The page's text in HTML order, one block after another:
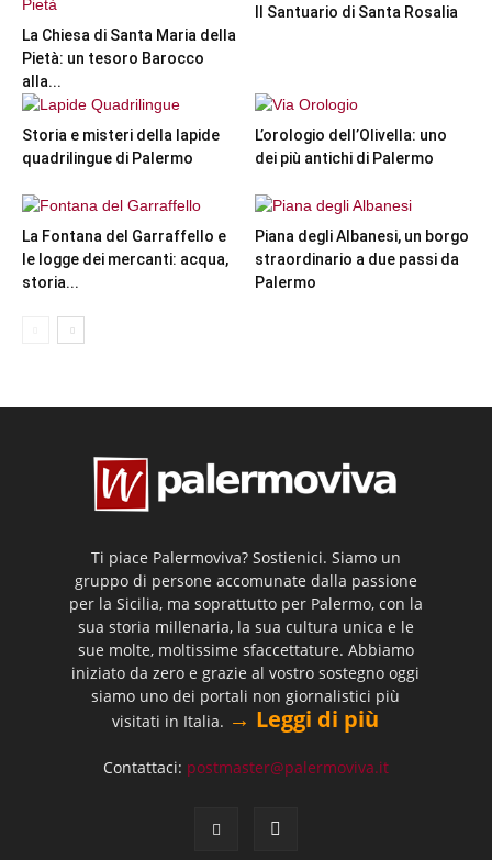
La Chiesa di Santa Maria della
Pietà: un tesoro Barocco
alla...
Il Santuario di Santa Rosalia
Storia e misteri della lapide
quadrilingue di Palermo
L’orologio dell’Olivella: uno
dei più antichi di Palermo
La Fontana del Garraffello e
le logge dei mercanti: acqua,
storia...
Piana degli Albanesi, un borgo
straordinario a due passi da
Palermo
Ti piace Palermoviva? Sostienici. Siamo un
gruppo di persone accomunate dalla passione
per la Sicilia, ma soprattutto per Palermo, con la
sua storia millenaria, la sua cultura unica e le
sue molte, moltissime sfaccettature. Abbiamo
iniziato da zero e grazie al vostro sostegno oggi
siamo uno dei portali non giornalistici più
visitati in Italia. → Leggi di più
Contattaci: postmaster@palermoviva.it